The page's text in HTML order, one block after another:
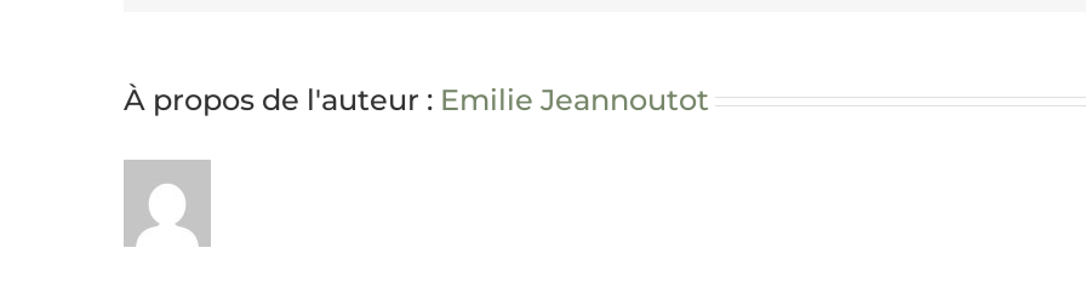
À propos de l'auteur : Emilie Jeannoutot